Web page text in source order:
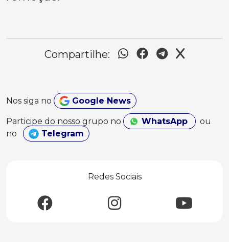
Compartilhe:
Nos siga no Google News
Participe do nosso grupo no WhatsApp
ou
no
Telegram
Redes Sociais